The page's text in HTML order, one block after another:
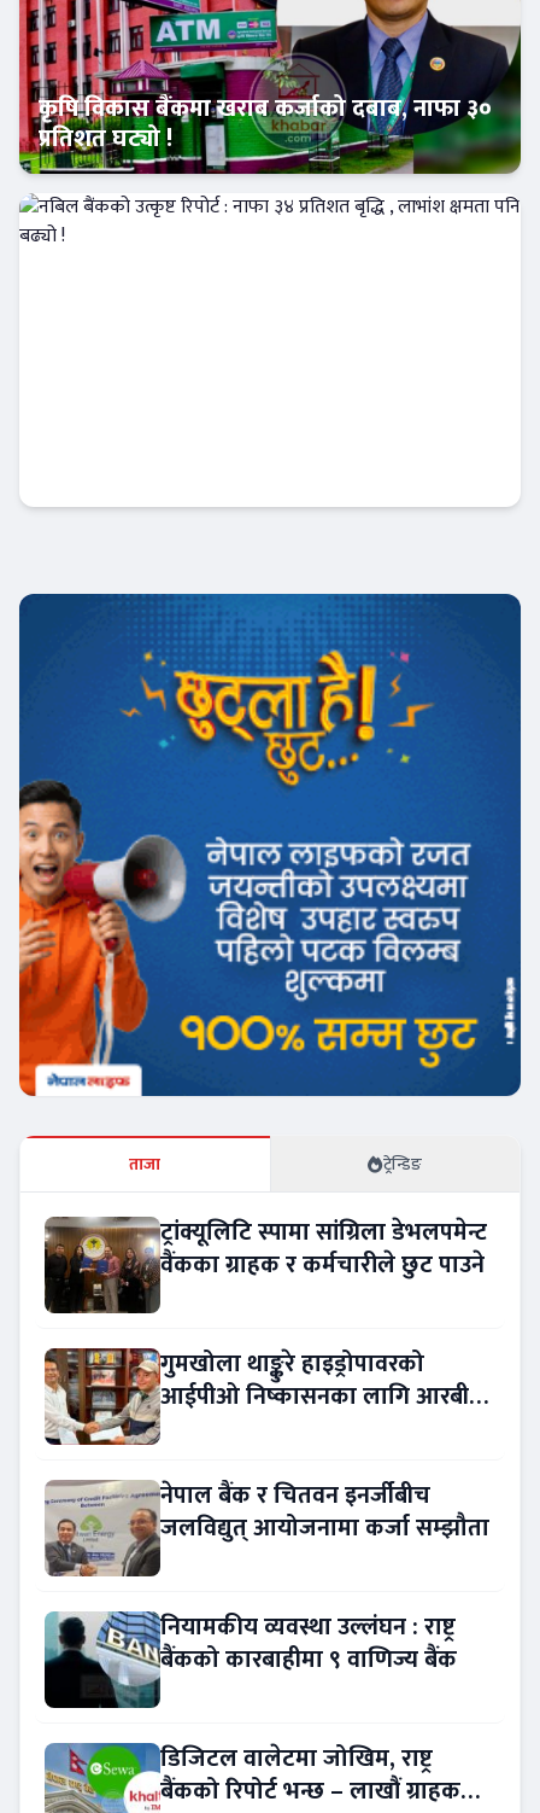
Banner News
कृषि विकास बैंकमा खराब कर्जाको दबाब, नाफा ३०
प्रतिशत घट्यो !
ताजा ट्रेन्डिङ
ट्रांक्यूलिटि स्पामा सांग्रिला डेभलपमेन्ट
वैंकका ग्राहक र कर्मचारीले छुट पाउने
गुमखोला थाङ्कुरे हाइड्रोपावरको
आईपीओ निष्कासनका लागि आरबीबी
नेपाल बैंक र चितवन इनर्जीबीच
जलविद्युत् आयोजनामा कर्जा सम्झौता
नियामकीय व्यवस्था उल्लंघन : राष्ट्र
बैंकको कारबाहीमा ९ वाणिज्य बैंक
डिजिटल वालेटमा जोखिम, राष्ट्र
बैंकको रिपोर्ट भन्छ – लाखौं ग्राहकको